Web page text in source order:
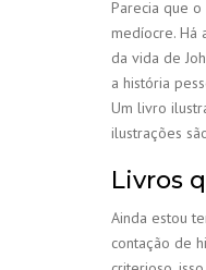
Parecia que
medíocre. Há
da vida de
a história
Um livro
ilustrações
Livros
Ainda estou
contação de